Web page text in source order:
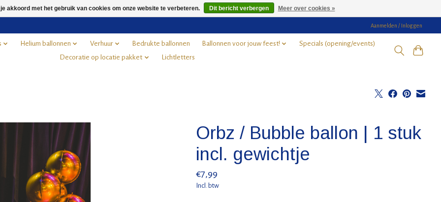
Aanmelden / Inloggen
Helium ballonnen Verhuur Bedrukte ballonnen Ballonnen voor jouw feest!
Specials (opening/events)
Decoratie op locatie pakket
Lichtletters
Orbz / Bubble ballon | 1 stuk
incl. gewichtje
€7,99
Incl. btw
akkoord met het gebruik van cookies om onze website te verbeteren. Dit bericht verbergen Meer over cookies »